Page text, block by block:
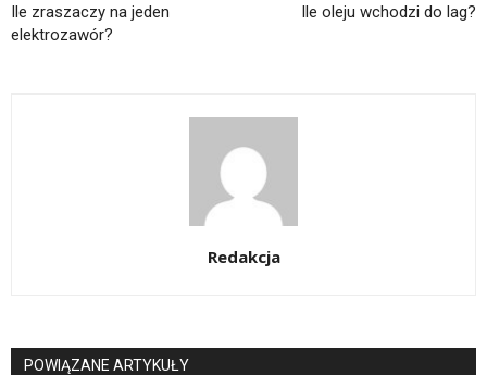
Ile zraszaczy na jeden
elektrozawór?
Ile oleju wchodzi do lag?
Redakcja
POWIĄZANE ARTYKUŁY